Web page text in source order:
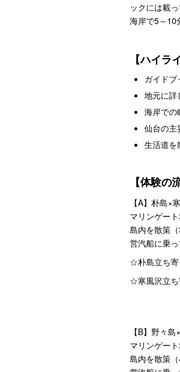
ックには載
海岸で5～10
【ハイラ
ガイド
地元に詳
海岸での
仙台の主
生活道を
【体験の
【A】朴島×
マリンゲー
島内を散策
営汽船に乗
☆朴島立ち
☆寒風沢立
【B】野々
マリンゲー
島内を散策